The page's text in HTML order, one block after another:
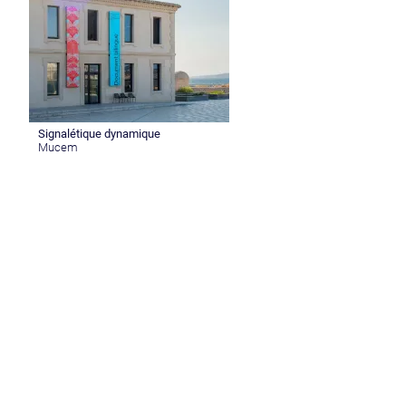
Signalétique dynamique
Mucem